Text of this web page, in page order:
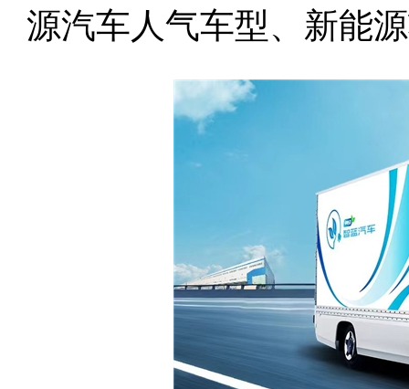
源汽车人气车型、新能